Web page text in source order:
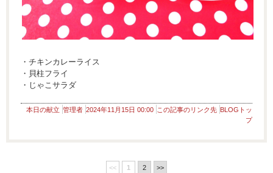
・チキンカレーライス
・貝柱フライ
・じゃこサラダ
本日の献立 管理者 2024年11月15日 00:00 この記事のリンク先 BLOGトッ
プ
<< 1 2 >>